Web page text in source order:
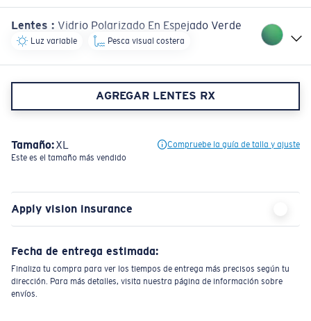
Lentes : Vidrio Polarizado En Espejado Verde
Luz variable Pesca visual costera
AGREGAR LENTES RX
Tamaño:XL
Compruebe la guía de talla y ajuste
Este es el tamaño más vendido
Apply vision insurance
Fecha de entrega estimada:
Finaliza tu compra para ver los tiempos de entrega más precisos según tu
dirección. Para más detalles, visita nuestra página de información sobre
envíos.